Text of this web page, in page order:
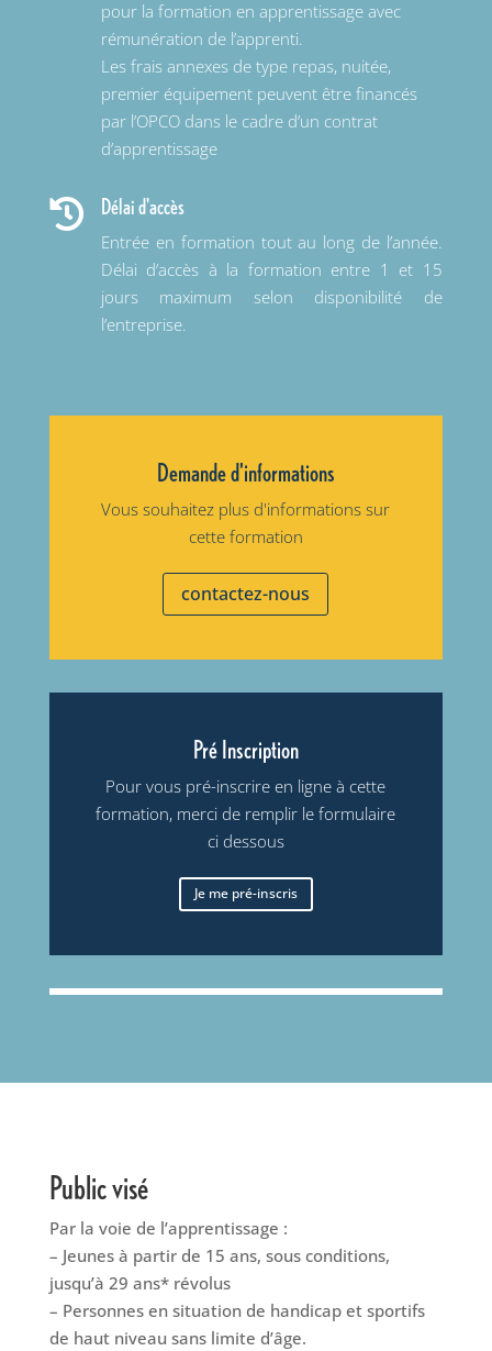
pour la formation en apprentissage avec
rémunération de l’apprenti.
Les frais annexes de type repas, nuitée,
premier équipement peuvent être financés
par l’OPCO dans le cadre d’un contrat
d’apprentissage
 Délai d'accès
Entrée en formation tout au long de l’année.
Délai d’accès à la formation entre 1 et 15
jours maximum selon disponibilité de
l’entreprise.
Demande d'informations
Vous souhaitez plus d'informations sur
cette formation
contactez-nous
Pré Inscription
Pour vous pré-inscrire en ligne à cette
formation, merci de remplir le formulaire
ci dessous
Je me pré-inscris
Public visé
Par la voie de l’apprentissage :
– Jeunes à partir de 15 ans, sous conditions,
jusqu’à 29 ans* révolus
– Personnes en situation de handicap et sportifs
de haut niveau sans limite d’âge.